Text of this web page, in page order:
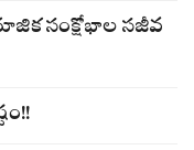
సంక్షోభాల సజీవ